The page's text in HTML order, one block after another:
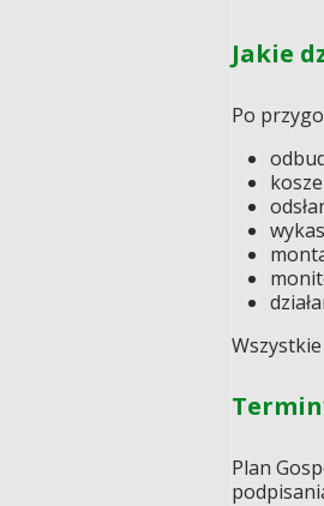
Jakie
Po
Plan